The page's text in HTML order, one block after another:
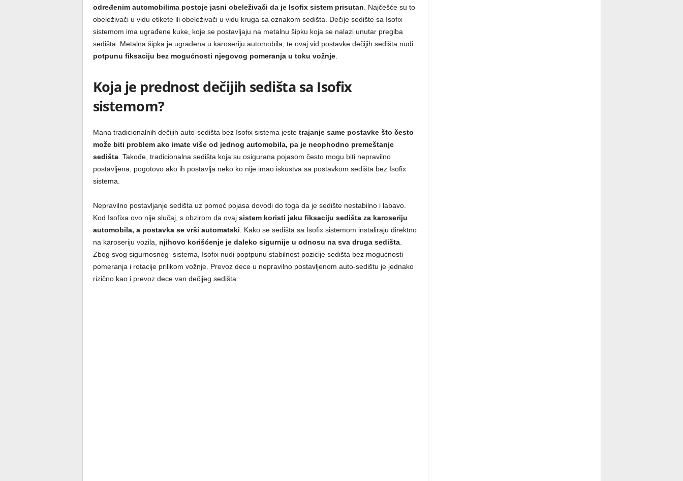
određenim automobilima postoje jasni obeleživači da je Isofix sistem prisutan . Najčešće su to
obeleživači u vidu etikete ili obeleživači u vidu kruga sa oznakom sedišta. Dečije sedište sa Isofix
sistemom ima ugrađene kuke, koje se postavljaju na metalnu šipku koja se nalazi unutar pregiba
sedišta. Metalna šipka je ugrađena u karoseriju automobila, te ovaj vid postavke dečijih sedišta nudi
potpunu fiksaciju bez mogućnosti njegovog pomeranja u toku vožnje.
Koja je prednost dečijih sedišta sa Isofix
sistemom?
Mana tradicionalnih dečijih auto-sedišta bez Isofix sistema jeste trajanje same postavke što često
može biti problem ako imate više od jednog automobila, pa je neophodno premeštanje
sedišta. Takođe, tradicionalna sedišta koja su osigurana pojasom često mogu biti nepravilno
postavljena, pogotovo ako ih postavlja neko ko nije imao iskustva sa postavkom sedišta bez Isofix
sistema.
Nepravilno postavljanje sedišta uz pomoć pojasa dovodi do toga da je sedište nestabilno i labavo.
Kod Isofixa ovo nije slučaj, s obzirom da ovaj sistem koristi jaku fiksaciju sedišta za karoseriju
automobila, a postavka se vrši automatski . Kako se sedišta sa Isofix sistemom instaliraju direktno
na karoseriju vozila, njihovo korišćenje je daleko sigurnije u odnosu na sva druga sedišta.
Zbog svog sigurnosnog sistema, Isofix nudi poptpunu stabilnost pozicije sedišta bez mogućnosti
pomeranja i rotacije prilikom vožnje. Prevoz dece u nepravilno postavljenom auto-sedištu je jednako
rizično kao i prevoz dece van dečijeg sedišta.